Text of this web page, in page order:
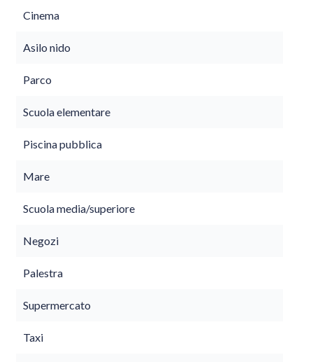
Cinema
Asilo nido
Parco
Scuola elementare
Piscina pubblica
Mare
Scuola media/superiore
Negozi
Palestra
Supermercato
Taxi